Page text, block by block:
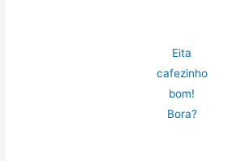
Eita
cafezinho
bom!
Bora?